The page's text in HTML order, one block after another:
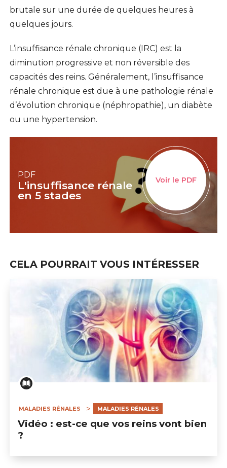
brutale sur une durée de quelques heures à
quelques jours.
L’insuffisance rénale chronique (IRC) est la
diminution progressive et non réversible des
capacités des reins. Généralement, l’insuffisance
rénale chronique est due à une pathologie rénale
d’évolution chronique (néphropathie), un diabète
ou une hypertension.
PDF
L'insuffisance rénale
en 5 stades
Voir le PDF
CELA POURRAIT VOUS INTÉRESSER
MALADIES RÉNALES MALADIES RÉNALES
Vidéo : est-ce que vos reins vont bien
?